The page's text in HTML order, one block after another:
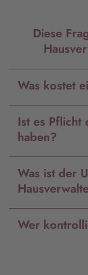
Diese
Was kostet
Ist es Pflicht
haben?
Was ist der
Wer